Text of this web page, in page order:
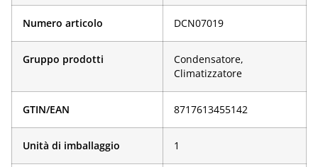
Numero articolo DCN07019
Gruppo prodotti
Condensatore,
Climatizzatore
GTIN/EAN ­8717613455142
Unità di imballaggio 1